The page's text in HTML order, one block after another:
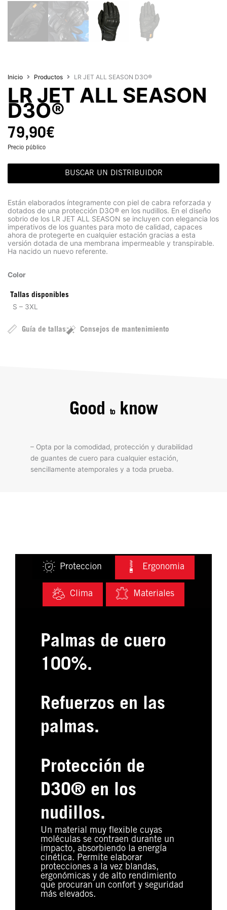
Inicio Productos LR JET ALL SEASON D3O®
LR JET ALL SEASON
D3O®
79,90€
Precio público
BUSCAR UN DISTRIBUIDOR
Están elaborados íntegramente con piel de cabra reforzada y
dotados de una protección D3O® en los nudillos. En el diseño
sobrio de los LR JET ALL SEASON se incluyen con elegancia los
imperativos de los guantes para moto de calidad, capaces
ahora de protegerte en cualquier estación gracias a esta
versión dotada de una membrana impermeable y transpirable.
Ha nacido un nuevo referente.
Color
Tallas disponibles
S – 3XL
Guía de tallas Consejos de mantenimiento
Good toknow
– Opta por la comodidad, protección y durabilidad
de guantes de cuero para cualquier estación,
sencillamente atemporales y a toda prueba.
Proteccion Ergonomia
Clima Materiales
Palmas de cuero
100%.
Refuerzos en las
palmas.
Protección de
D3O® en los
nudillos.
Un material muy flexible cuyas
moléculas se contraen durante un
impacto, absorbiendo la energía
cinética. Permite elaborar
protecciones a la vez blandas,
ergonómicas y de alto rendimiento
que procuran un confort y seguridad
más elevados.